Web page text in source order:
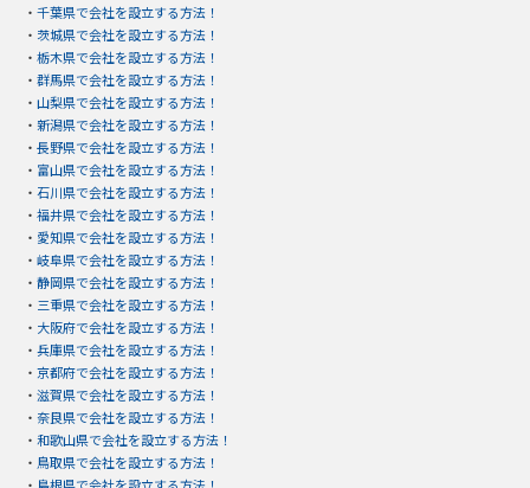
・ 千葉県で会社を設立する方法！
・ 茨城県で会社を設立する方法！
・ 栃木県で会社を設立する方法！
・ 群馬県で会社を設立する方法！
・ 山梨県で会社を設立する方法！
・ 新潟県で会社を設立する方法！
・ 長野県で会社を設立する方法！
・ 富山県で会社を設立する方法！
・ 石川県で会社を設立する方法！
・ 福井県で会社を設立する方法！
・ 愛知県で会社を設立する方法！
・ 岐阜県で会社を設立する方法！
・ 静岡県で会社を設立する方法！
・ 三重県で会社を設立する方法！
・ 大阪府で会社を設立する方法！
・ 兵庫県で会社を設立する方法！
・ 京都府で会社を設立する方法！
・ 滋賀県で会社を設立する方法！
・ 奈良県で会社を設立する方法！
・ 和歌山県で会社を設立する方法！
・ 鳥取県で会社を設立する方法！
・ 島根県で会社を設立する方法！